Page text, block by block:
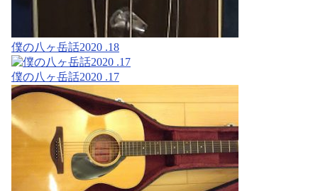
僕の八ヶ岳話2020 .18
僕の八ヶ岳話2020 .17